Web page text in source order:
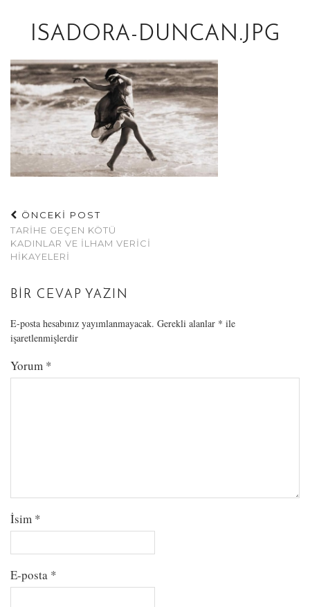
ISADORA-DUNCAN.JPG
ÖNCEKİ POST
TARIHE GEÇEN KÖTÜ
KADINLAR VE ILHAM VERICI
HIKAYELERI
BIR CEVAP YAZIN
E-posta hesabınız yayımlanmayacak. Gerekli alanlar * ile
işaretlenmişlerdir
Yorum *
İsim *
E-posta *